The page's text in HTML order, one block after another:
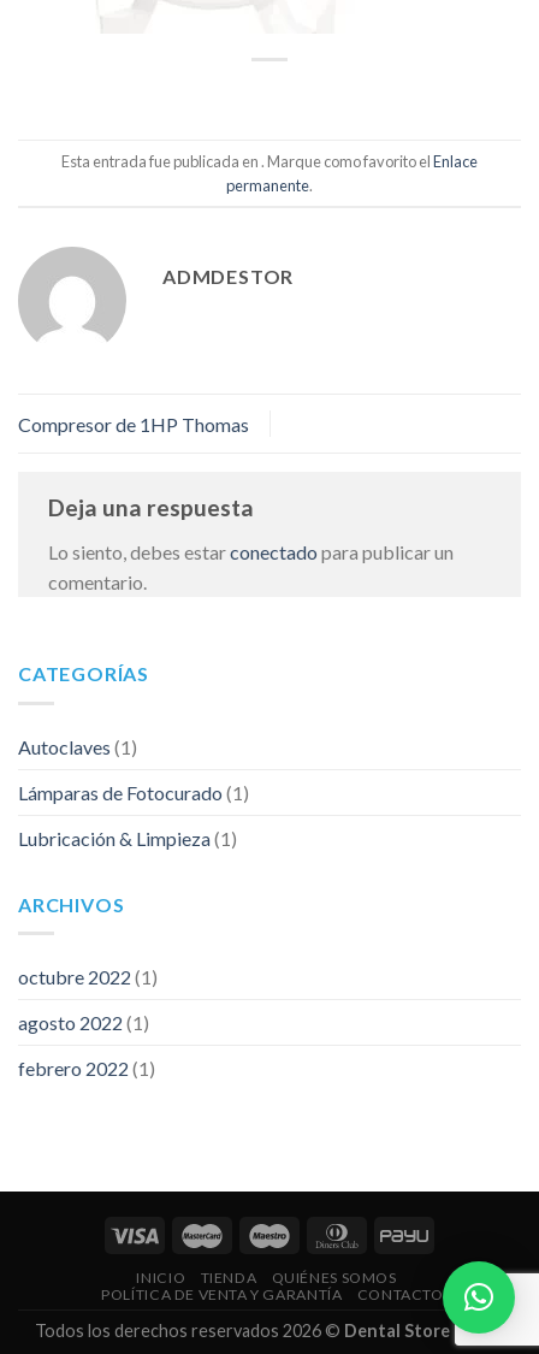
Esta entrada fue publicada en . Marque como favorito elEnlace
permanente.
ADMDESTOR
Compresor de 1HP Thomas
Deja una respuesta
Lo siento, debes estarconectado para publicar un
comentario.
CATEGORÍAS
Autoclaves (1)
Lámparas de Fotocurado (1)
Lubricación & Limpieza(1)
ARCHIVOS
octubre 2022 (1)
agosto 2022 (1)
febrero 2022 (1)
INICIO TIENDA
QUIÉNES SOMOS
POLÍTICA DE VENTA Y GARANTÍA
CONTACTO
Todos los derechos reservados 2026 © Dental Store Group